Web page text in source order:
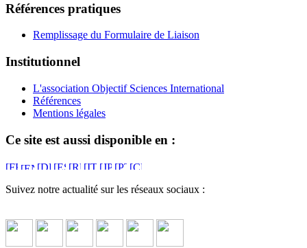
Références pratiques
Remplissage du Formulaire de Liaison
Institutionnel
L'association Objectif Sciences International
Références
Mentions légales
Ce site est aussi disponible en :
Suivez notre actualité sur les réseaux sociaux :